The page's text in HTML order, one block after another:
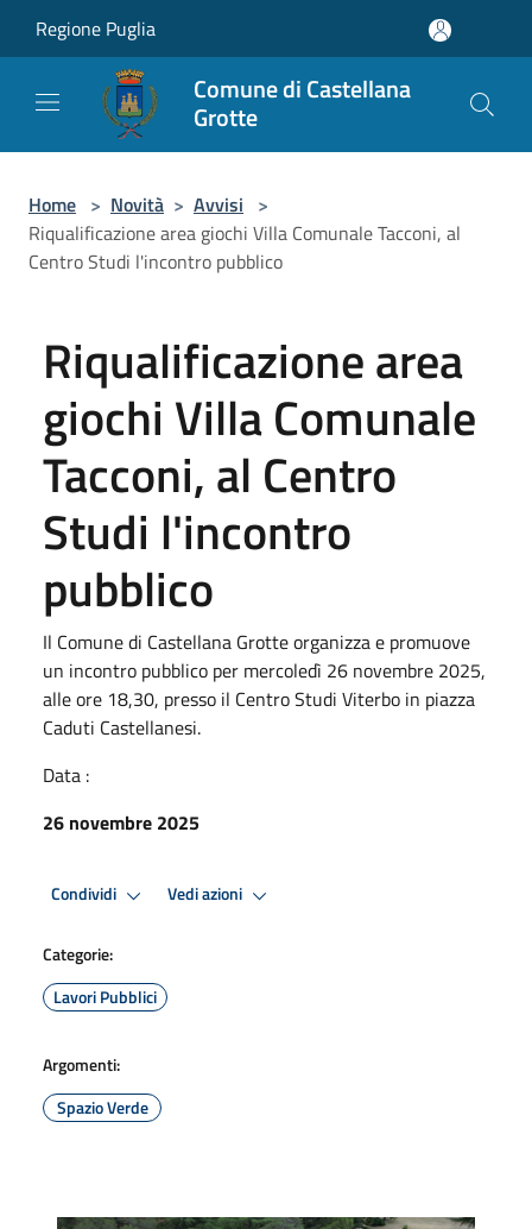
Regione Puglia
Comune di Castellana
Grotte
Home > Novità > Avvisi >
Riqualificazione area giochi Villa Comunale Tacconi, al
Centro Studi l'incontro pubblico
Riqualificazione area
giochi Villa Comunale
Tacconi, al Centro
Studi l'incontro
pubblico
Il Comune di Castellana Grotte organizza e promuove
un incontro pubblico per mercoledì 26 novembre 2025,
alle ore 18,30, presso il Centro Studi Viterbo in piazza
Caduti Castellanesi.
Data :
26 novembre 2025
Condividi Vedi azioni
Categorie:
Lavori Pubblici
Argomenti:
Spazio Verde